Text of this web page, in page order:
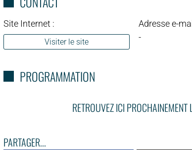
Site Internet :
Visiter le site
Adresse e-
-
PROGRAMMATION
RETROUVEZ ICI
PARTAGER...